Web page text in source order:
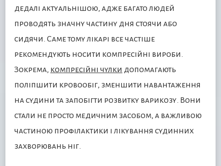
дедалі актуальнішою, адже багато людей
проводять значну частину дня стоячи або
сидячи. Саме тому лікарі все частіше
рекомендують носити компресійні вироби.
Зокрема, компресійні чулки допомагають
поліпшити кровообіг, зменшити навантаження
на судини та запобігти розвитку варикозу. Вони
стали не просто медичним засобом, а важливою
частиною профілактики і лікування судинних
захворювань ніг.